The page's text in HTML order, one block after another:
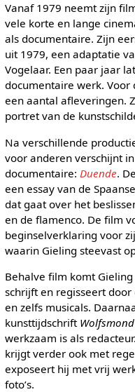
Vanaf 1979 neemt zijn
vele korte en lange
als documentaire. Zijn
uit 1979, een adaptatie
Vogelaar. Een paar jaar
documentaire werk. Voor
een aantal afleveringen.
portret van de
Na verschillende
voor anderen verschijnt
documentaire: Duende.
een essay van de
dat gaat over het
en de flamenco. De film
beginselverklaring voor
waarin Gieling steevast
Behalve film komt
schrijft en regisseert
en zelfs musicals.
kunsttijdschrift Wolfsmond
werkzaam is als
krijgt verder ook met
exposeert hij met vrij
foto’s.